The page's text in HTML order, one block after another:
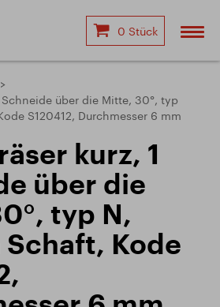
0 Stück
Schneide über die Mitte, 30°, typ
S120412, Durchmesser 6 mm
kurz, 1
über die
typ N,
Schaft, Kode